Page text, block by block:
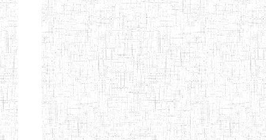
ENIEG DE
MBALMAYO
01/08/2000 ENIEG
ENIEG DE
YOKADOUMA
11/07/2012 ENIEG
ENIEG
D'ABONG
10/07/1983 ENIEG